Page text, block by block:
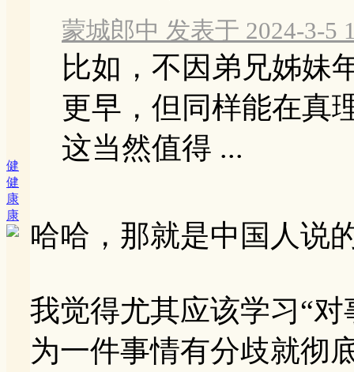
健
健
康
康
蒙城郎中 发表于 2024-3-5
比如，不因弟兄姊妹
更早，但同样能在真
这当然值得 ...
哈哈，那就是中国人说
我觉得尤其应该学习“
为一件事情有分歧就彻